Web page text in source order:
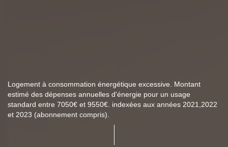
Logement à consommation énergétique excessive. Montant
estimé des dépenses annuelles d'énergie pour un usage
standard entre 7050€ et 9550€. indexées aux années 2021,2022
et 2023 (abonnement compris).